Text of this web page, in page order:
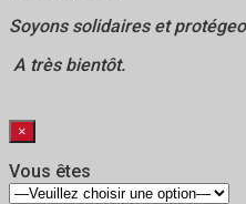
Soyons solidaires et
A très bientôt.
×
Vous êtes